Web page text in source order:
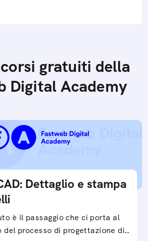
gratuiti della
Digital Academy
Dettaglio e stampa
è il passaggio che ci porta al
del processo di progettazione di